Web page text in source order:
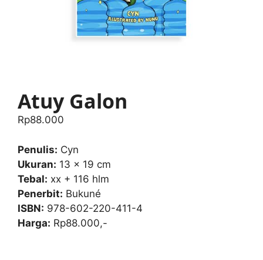
Atuy Galon
Rp88.000
Penulis: Cyn
Ukuran: 13 x 19 cm
Tebal: xx + 116 hlm
Penerbit: Bukuné
ISBN: 978-602-220-411-4
Harga: Rp88.000,-